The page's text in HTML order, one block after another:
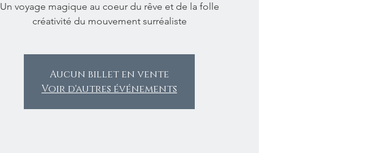
Un voyage magique au coeur du rêve et de la folle
créativité du mouvement surréaliste
Aucun billet en vente
Voir d'autres événements